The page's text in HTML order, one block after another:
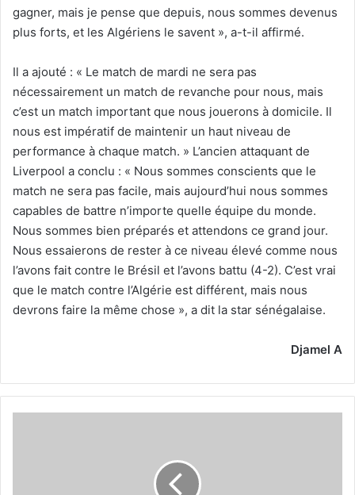
gagner, mais je pense que depuis, nous sommes devenus
plus forts, et les Algériens le savent », a-t-il affirmé.
Il a ajouté : « Le match de mardi ne sera pas
nécessairement un match de revanche pour nous, mais
c’est un match important que nous jouerons à domicile. Il
nous est impératif de maintenir un haut niveau de
performance à chaque match. » L’ancien attaquant de
Liverpool a conclu : « Nous sommes conscients que le
match ne sera pas facile, mais aujourd’hui nous sommes
capables de battre n’importe quelle équipe du monde.
Nous sommes bien préparés et attendons ce grand jour.
Nous essaierons de rester à ce niveau élevé comme nous
l’avons fait contre le Brésil et l’avons battu (4-2). C’est vrai
que le match contre l’Algérie est différent, mais nous
devrons faire la même chose », a dit la star sénégalaise.
Djamel A